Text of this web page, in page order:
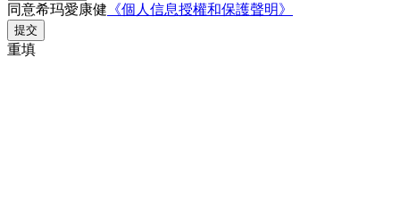
同意希玛愛康健 《個人信息授權和保護聲明》
提交
重填